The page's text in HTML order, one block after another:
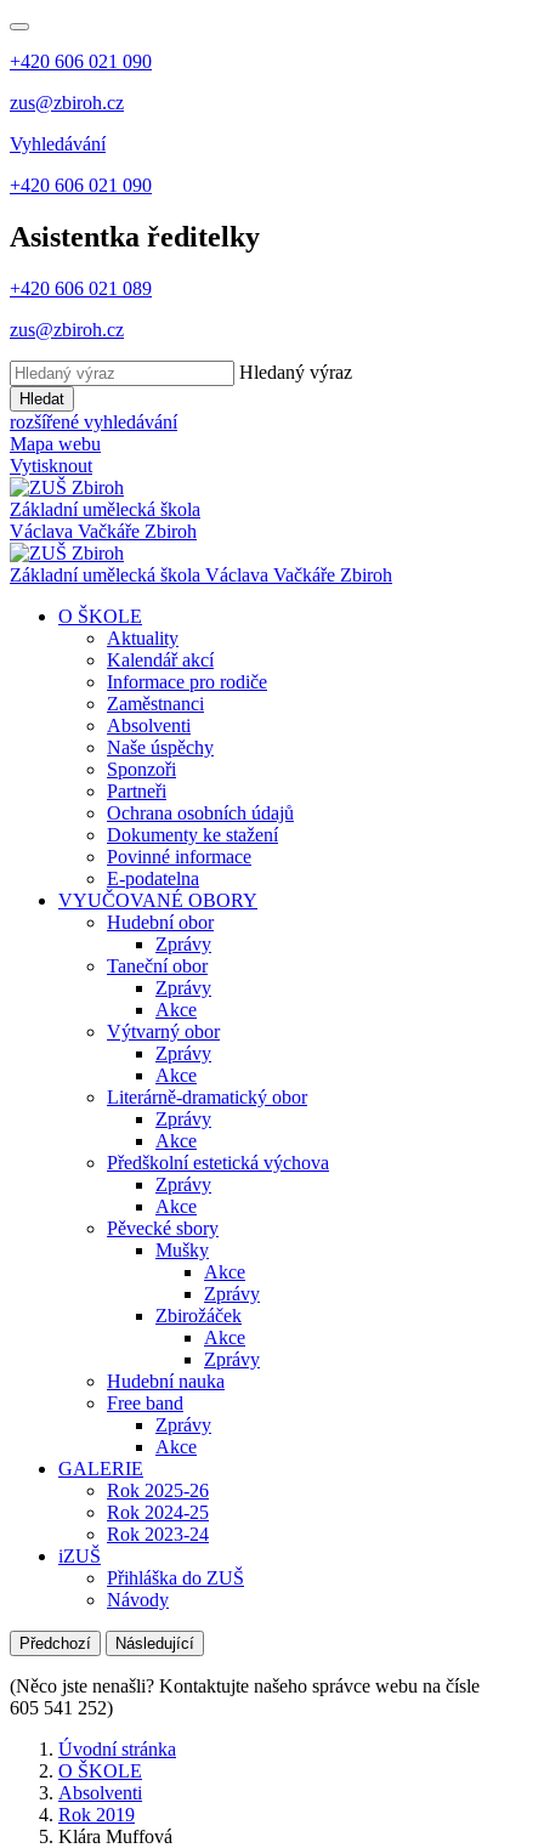
+420 606 021 090
zus@zbiroh.cz
Vyhledávání
+420 606 021 090
Asistentka ředitelky
+420 606 021 089
zus@zbiroh.cz
Hledaný výraz
Hledat
rozšířené vyhledávání
Mapa webu
Vytisknout
Základní umělecká škola
Václava Vačkáře Zbiroh
Základní umělecká škola Václava Vačkáře Zbiroh
O ŠKOLE
Aktuality
Kalendář akcí
Informace pro rodiče
Zaměstnanci
Absolventi
Naše úspěchy
Sponzoři
Partneři
Ochrana osobních údajů
Dokumenty ke stažení
Povinné informace
E-podatelna
VYUČOVANÉ OBORY
Hudební obor
Zprávy
Taneční obor
Zprávy
Akce
Výtvarný obor
Zprávy
Akce
Literárně-dramatický obor
Zprávy
Akce
Předškolní estetická výchova
Zprávy
Akce
Pěvecké sbory
Mušky
Akce
Zprávy
Zbirožáček
Akce
Zprávy
Hudební nauka
Free band
Zprávy
Akce
GALERIE
Rok 2025-26
Rok 2024-25
Rok 2023-24
iZUŠ
Přihláška do ZUŠ
Návody
Předchozí Následující
(Něco jste nenašli? Kontaktujte našeho správce webu na čísle
605 541 252)
Úvodní stránka
O ŠKOLE
Absolventi
Rok 2019
Klára Muffová